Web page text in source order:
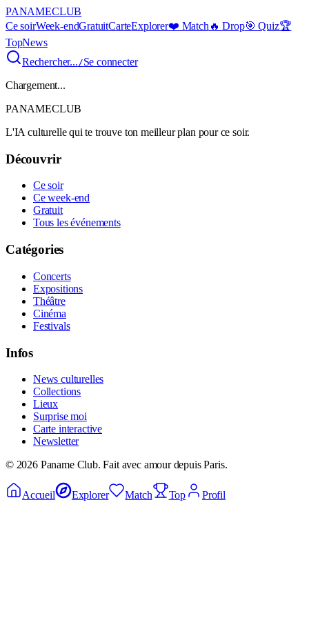
PANAMECLUB
Ce soirWeek-endGratuitCarteExplorer❤️ Match 🔥 Drop🎯 Quiz🏆
TopNews
Rechercher.../Se connecter
Chargement...
PANAMECLUB
L'IA culturelle qui te trouve ton meilleur plan pour ce soir.
Découvrir
Ce soir
Ce week-end
Gratuit
Tous les événements
Catégories
Concerts
Expositions
Théâtre
Cinéma
Festivals
Infos
News culturelles
Collections
Lieux
Surprise moi
Carte interactive
Newsletter
© 2026Paname Club. Fait avec amour depuis Paris.
Accueil Explorer Match Top Profil